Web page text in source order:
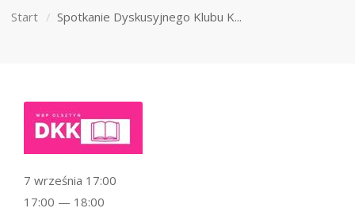
Start Spotkanie Dyskusyjnego Klubu K...
7 września 17:00
17:00 — 18:00